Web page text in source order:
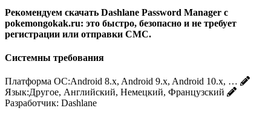
Рекомендуем скачать Dashlane Password Manager с
pokemongokak.ru: это быстро, безопасно и не требует
регистрации или отправки СМС.
Системны требования
Платформа ОС:Android 8.x, Android 9.x, Android 10.x, …
Язык:Другое, Английский, Немецкий, Французский
Разработчик: Dashlane